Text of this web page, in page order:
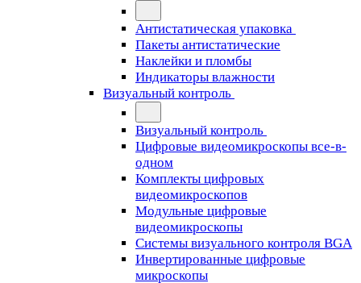
Антистатическая упаковка
Пакеты антистатические
Наклейки и пломбы
Индикаторы влажности
Визуальный контроль
Визуальный контроль
Цифровые видеомикроскопы все-в-
одном
Комплекты цифровых
видеомикроскопов
Модульные цифровые
видеомикроскопы
Cистемы визуального контроля BGA
Инвертированные цифровые
микроскопы